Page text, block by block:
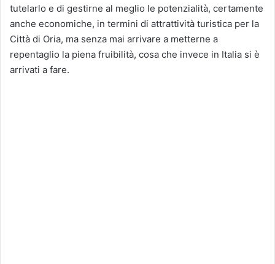
tutelarlo e di gestirne al meglio le potenzialità, certamente
anche economiche, in termini di attrattività turistica per la
Città di Oria, ma senza mai arrivare a metterne a
repentaglio la piena fruibilità, cosa che invece in Italia si è
arrivati a fare.